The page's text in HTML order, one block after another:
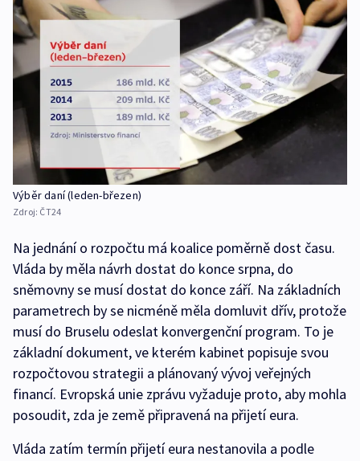
Výběr daní (leden-březen)
Zdroj: ČT24
Na jednání o rozpočtu má koalice poměrně dost času.
Vláda by měla návrh dostat do konce srpna, do
sněmovny se musí dostat do konce září. Na základních
parametrech by se nicméně měla domluvit dřív, protože
musí do Bruselu odeslat konvergenční program. To je
základní dokument, ve kterém kabinet popisuje svou
rozpočtovou strategii a plánovaný vývoj veřejných
financí. Evropská unie zprávu vyžaduje proto, aby mohla
posoudit, zda je země připravená na přijetí eura.
Vláda zatím termín přijetí eura nestanovila a podle